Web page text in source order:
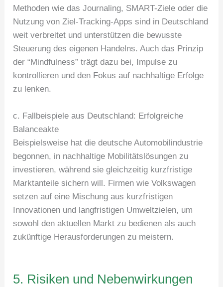
Methoden wie das Journaling, SMART-Ziele oder die
Nutzung von Ziel-Tracking-Apps sind in Deutschland
weit verbreitet und unterstützen die bewusste
Steuerung des eigenen Handelns. Auch das Prinzip
der “Mindfulness” trägt dazu bei, Impulse zu
kontrollieren und den Fokus auf nachhaltige Erfolge
zu lenken.
c. Fallbeispiele aus Deutschland: Erfolgreiche
Balanceakte
Beispielsweise hat die deutsche Automobilindustrie
begonnen, in nachhaltige Mobilitätslösungen zu
investieren, während sie gleichzeitig kurzfristige
Marktanteile sichern will. Firmen wie Volkswagen
setzen auf eine Mischung aus kurzfristigen
Innovationen und langfristigen Umweltzielen, um
sowohl den aktuellen Markt zu bedienen als auch
zukünftige Herausforderungen zu meistern.
5. Risiken und Nebenwirkungen